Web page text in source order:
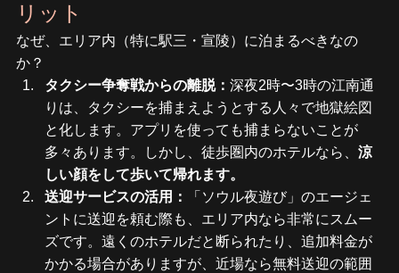
リット
なぜ、エリア内（特に駅三・宣陵）に泊まるべきなの
か？
タクシー争奪戦からの離脱： 深夜2時〜3時の江南通
りは、タクシーを捕まえようとする人々で地獄絵図
と化します。アプリを使っても捕まらないことが
多々あります。しかし、徒歩圏内のホテルなら、 涼
しい顔をして歩いて帰れます。
送迎サービスの活用：
「ソウル夜遊び」のエージェ
ントに送迎を頼む際も、エリア内なら非常にスムー
ズです。遠くのホテルだと断られたり、追加料金が
かかる場合がありますが、近場なら無料送迎の範囲